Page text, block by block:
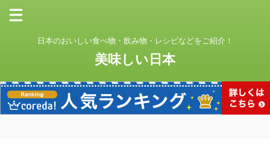
日本のおいしい食べ物・飲み物・レシピなどをご紹介！
美味しい日本